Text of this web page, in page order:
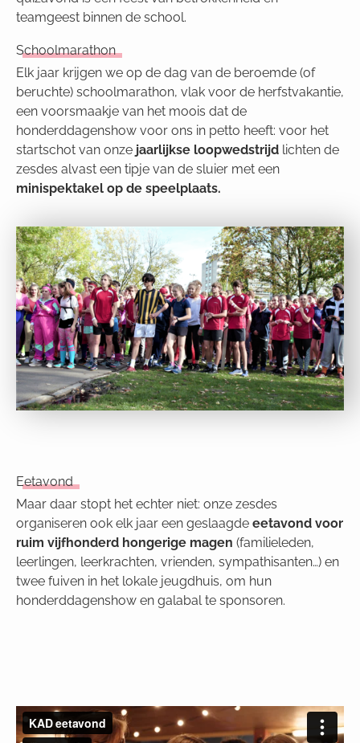
Schoolmarathon
Elk jaar krijgen we op de dag van de beroemde (of
beruchte) schoolmarathon, vlak voor de herfstvakantie,
een voorsmaakje van het moois dat de
honderddagenshow voor ons in petto heeft: voor het
startschot van onze jaarlijkse loopwedstrijd lichten de
zesdes alvast een tipje van de sluier met een
minispektakel op de speelplaats.
Eetavond
Maar daar stopt het echter niet: onze zesdes
organiseren ook elk jaar een geslaagde eetavond voor
ruim vijfhonderd hongerige magen (familieleden,
leerlingen, leerkrachten, vrienden, sympathisanten…) en
twee fuiven in het lokale jeugdhuis, om hun
honderddagenshow en galabal te sponsoren.
teamgeest binnen de school.